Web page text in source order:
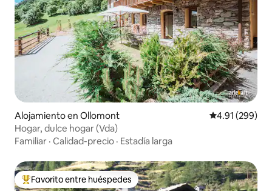
Alojamiento en Ollomont Calificación
4.91 (299)
Hogar, dulce hogar (Vda)
Familiar · Calidad-precio · Estadía larga
Favorito entre huéspedes preferido
Favorito entre huéspedes